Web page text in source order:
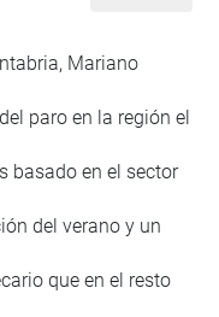
Mariano
paro en la región el
basado en el sector
del verano y un
que en el resto